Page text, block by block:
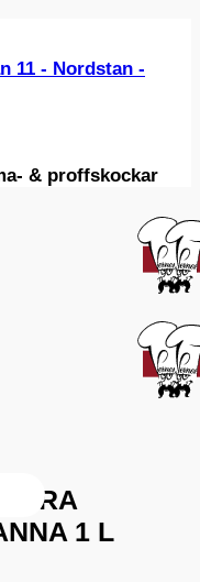
11 - Nordstan -
& proffskockar
1 L